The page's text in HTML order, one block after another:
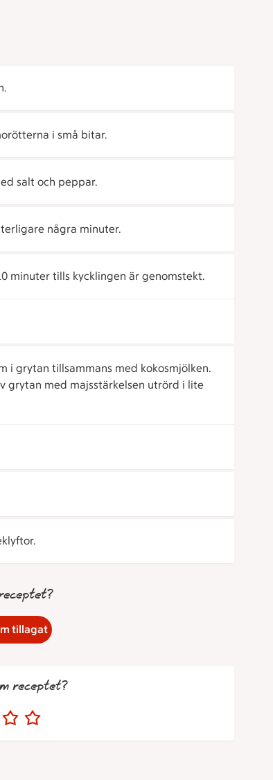
i små bitar.
salt och peppar.
några minuter.
minuter tills kycklingen är genomstekt.
i grytan tillsammans med kokosmjölken.
grytan med majsstärkelsen utrörd i lite
tillagat
receptet?